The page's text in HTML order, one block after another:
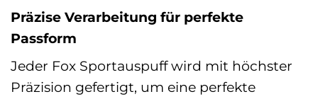
Präzise Verarbeitung für perfekte
Passform
Jeder Fox Sportauspuff wird mit höchster
Präzision gefertigt, um eine perfekte